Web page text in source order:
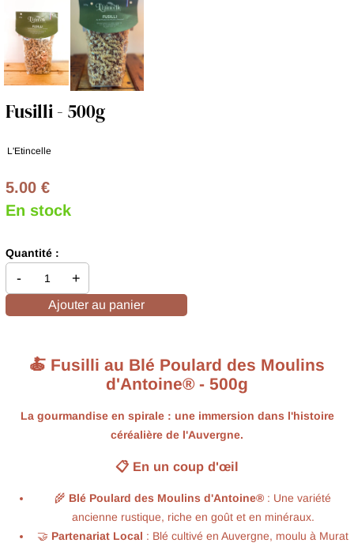
Fusilli - 500g
L'Etincelle
5.00 €
En stock
Quantité :
- +
Ajouter au panier
🍝 Fusilli au Blé Poulard des Moulins
d'Antoine® - 500g
La gourmandise en spirale : une immersion dans l'histoire
céréalière de l'Auvergne.
📋 En un coup d'œil
🌾 Blé Poulard des Moulins d'Antoine® : Une variété
ancienne rustique, riche en goût et en minéraux.
🤝 Partenariat Local : Blé cultivé en Auvergne, moulu à Murat